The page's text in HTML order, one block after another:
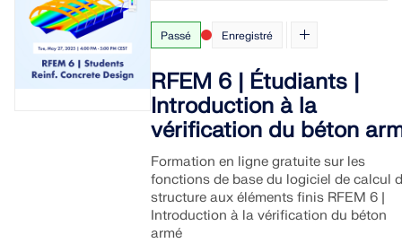
Passé Enregistré
RFEM 6 | Étudiants |
Introduction à la
vérification du béton
Formation en ligne gratuite sur les
fonctions de base du logiciel de calcul
structure aux éléments finis RFEM 6 |
Introduction à la vérification du béton
armé